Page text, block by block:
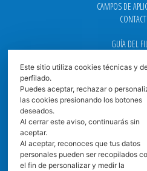
CAMPOS DE
GUÍA DEL
CENTROS DE
FAQ
GRADUADAS
Suscribirse a
Este sitio utiliza cookies técnicas y
perfilado.
Puedes aceptar, rechazar o
las cookies presionando los botones
deseados.
Al cerrar este aviso, continuarás sin
aceptar.
Al aceptar, reconoces que tus datos
personales pueden ser recopilados
el fin de personalizar y medir la